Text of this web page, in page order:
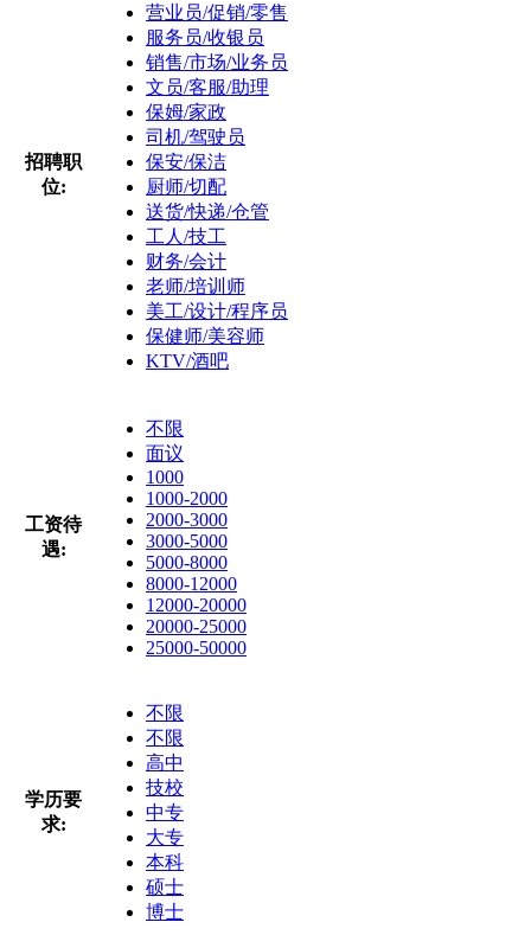
招聘职
位:
营业员/促销/零售
服务员/收银员
销售/市场/业务员
文员/客服/助理
保姆/家政
司机/驾驶员
保安/保洁
厨师/切配
送货/快递/仓管
工人/技工
财务/会计
老师/培训师
美工/设计/程序员
保健师/美容师
KTV/酒吧
工资待
遇:
不限
面议
1000
1000-2000
2000-3000
3000-5000
5000-8000
8000-12000
12000-20000
20000-25000
25000-50000
学历要
求:
不限
不限
高中
技校
中专
大专
本科
硕士
博士